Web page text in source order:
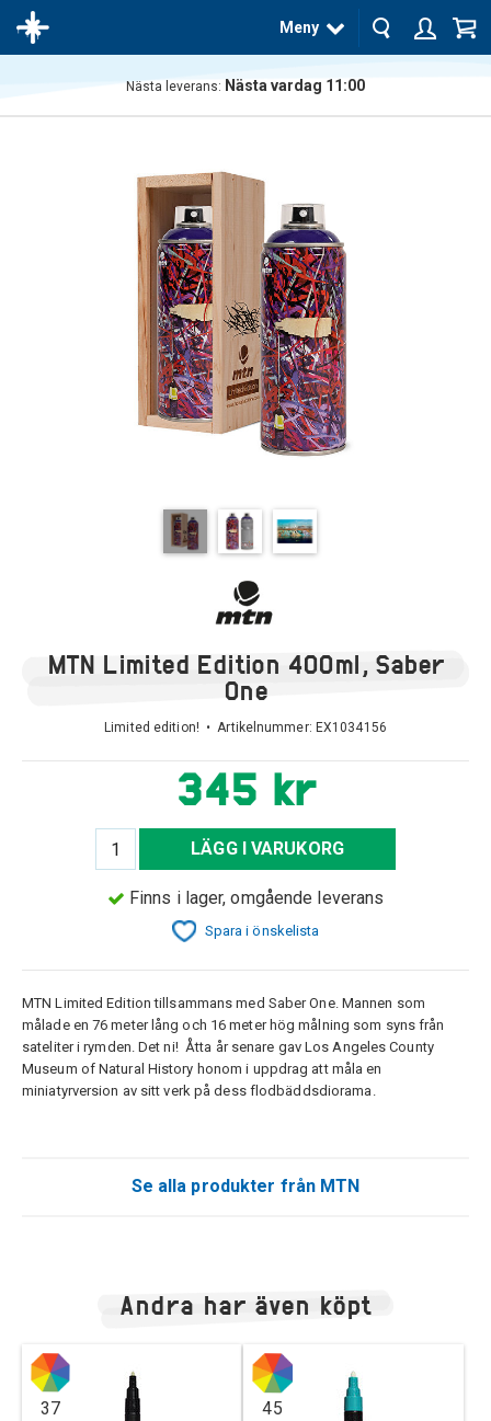
Meny
Nästa leverans: Nästa vardag 11:00
MTN Limited Edition 400ml, Saber
One
Limited edition! • Artikelnummer: EX1034156
345 kr
LÄGG I VARUKORG
Finns i lager, omgående leverans
Spara i önskelista
MTN Limited Edition tillsammans med Saber One. Mannen som
målade en 76 meter lång och 16 meter hög målning som syns från
sateliter i rymden. Det ni! Åtta år senare gav Los Angeles County
Museum of Natural History honom i uppdrag att måla en
miniatyrversion av sitt verk på dess flodbäddsdiorama.
Se alla produkter från MTN
Andra har även köpt
37 45